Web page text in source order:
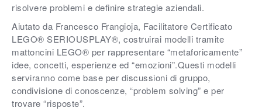
risolvere problemi e definire strategie aziendali.
Aiutato da Francesco Frangioja, Facilitatore Certificato
LEGO® SERIOUSPLAY®, costruirai modelli tramite
mattoncini LEGO® per rappresentare “metaforicamente”
idee, concetti, esperienze ed “emozioni”.Questi modelli
serviranno come base per discussioni di gruppo,
condivisione di conoscenze, “problem solving” e per
trovare “risposte”.